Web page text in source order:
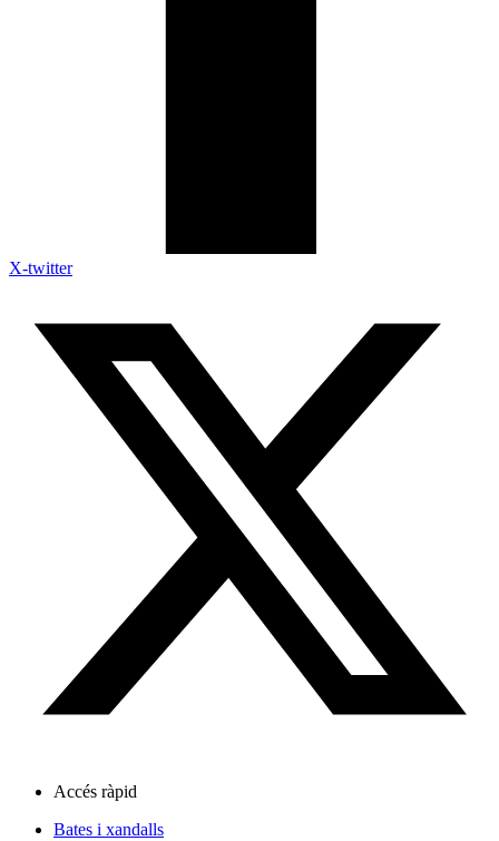
X-twitter
Accés ràpid
Bates i xandalls